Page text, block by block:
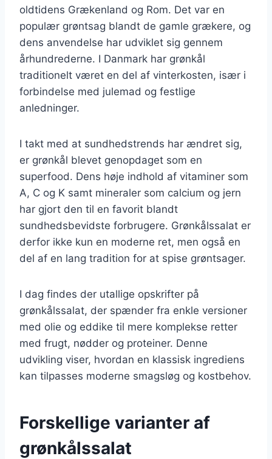
oldtidens Grækenland og Rom. Det var en
populær grøntsag blandt de gamle grækere, og
dens anvendelse har udviklet sig gennem
århundrederne. I Danmark har grønkål
traditionelt været en del af vinterkosten, især i
forbindelse med julemad og festlige
anledninger.
I takt med at sundhedstrends har ændret sig,
er grønkål blevet genopdaget som en
superfood. Dens høje indhold af vitaminer som
A, C og K samt mineraler som calcium og jern
har gjort den til en favorit blandt
sundhedsbevidste forbrugere. Grønkålssalat er
derfor ikke kun en moderne ret, men også en
del af en lang tradition for at spise grøntsager.
I dag findes der utallige opskrifter på
grønkålssalat, der spænder fra enkle versioner
med olie og eddike til mere komplekse retter
med frugt, nødder og proteiner. Denne
udvikling viser, hvordan en klassisk ingrediens
kan tilpasses moderne smagsløg og kostbehov.
Forskellige varianter af
grønkålssalat